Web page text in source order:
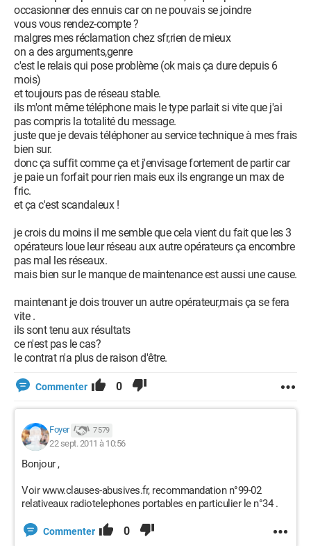
occasionner des ennuis car on ne pouvais se joindre
vous vous rendez-compte ?
malgres mes réclamation chez sfr,rien de mieux
on a des arguments,genre
c'est le relais qui pose problème (ok mais ça dure depuis 6
mois)
et toujours pas de réseau stable.
ils m'ont même téléphone mais le type parlait si vite que j'ai
pas compris la totalité du message.
juste que je devais téléphoner au service technique à mes frais
bien sur.
donc ça suffit comme ça et j'envisage fortement de partir car
je paie un forfait pour rien mais eux ils engrange un max de
fric.
et ça c'est scandaleux !
je crois du moins il me semble que cela vient du fait que les 3
opérateurs loue leur réseau aux autre opérateurs ça encombre
pas mal les réseaux.
mais bien sur le manque de maintenance est aussi une cause.
maintenant je dois trouver un autre opérateur,mais ça se fera
vite .
ils sont tenu aux résultats
ce n'est pas le cas?
le contrat n'a plus de raison d'être.
Commenter 0
Foyer 7 579
22 sept. 2011 à 10:56
Bonjour ,
Voir www.clauses-abusives.fr, recommandation n°99-02
relativeaux radiotelephones portables en particulier le n°34 .
Commenter 0